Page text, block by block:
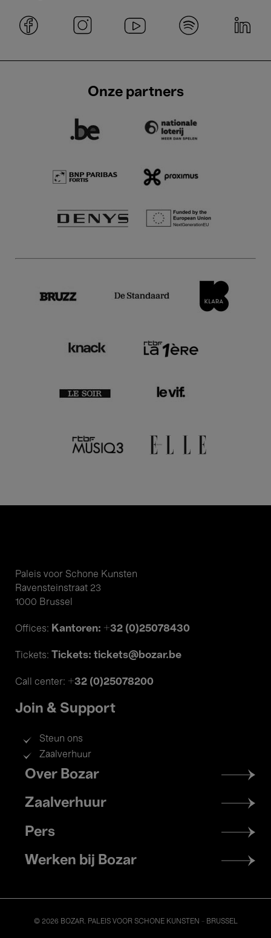
Onze partners
Paleis voor Schone Kunsten
Ravensteinstraat 23
1000 Brussel
Offices: Kantoren: +32 (0)25078430
Tickets: Tickets: tickets@bozar.be
Call center: +32 (0)25078200
Join & Support
Steun ons
Zaalverhuur
Footer
menu
Over Bozar
Zaalverhuur
Pers
Werken bij Bozar
© 2026 BOZAR. PALEIS VOOR SCHONE KUNSTEN - BRUSSEL